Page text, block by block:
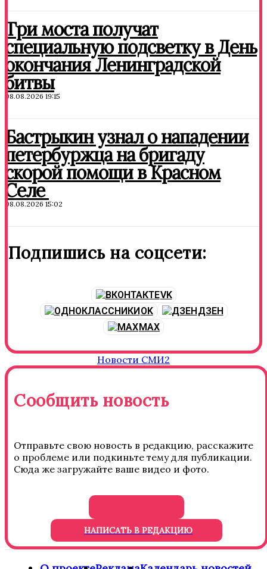
Три моста получат
специальную подсветку в День
окончания Ленинградской
битвы
08.08.2026 19:15
Бастрыкин узнал о нападении
петербуржца на бригаду
скорой помощи в Красном
Селе
08.08.2026 15:02
Подпишись на соцсети:
VK
OK
ДЗЕН
MAX
Новости СМИ2
Сообщить новость
Отправьте свою новость в редакцию, расскажите
о проблеме или подкиньте тему для публикации.
Сюда же загружайте ваше видео и фото.
НАПИСАТЬ В РЕДАКЦИЮ